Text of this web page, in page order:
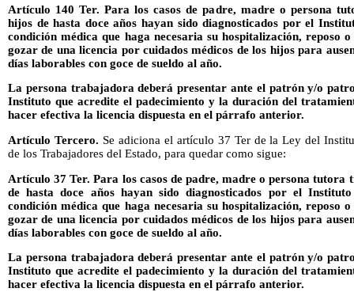
Artículo 140 Ter. Para los casos de padre, madre o persona
hijos de hasta doce años hayan sido diagnosticados por el
condición médica que haga necesaria su hospitalización, reposo
gozar de una licencia por cuidados médicos de los hijos para
días laborables con goce de sueldo al año.
La persona trabajadora deberá presentar ante el patrón y/o
Instituto que acredite el padecimiento y la duración del
hacer efectiva la licencia dispuesta en el párrafo anterior.
Artículo Tercero. Se adiciona el artículo 37 Ter de la Ley del
de los Trabajadores del Estado, para quedar como sigue:
Artículo 37 Ter. Para los casos de padre, madre o persona tutora
de hasta doce años hayan sido diagnosticados por el
condición médica que haga necesaria su hospitalización, reposo
gozar de una licencia por cuidados médicos de los hijos para
días laborables con goce de sueldo al año.
La persona trabajadora deberá presentar ante el patrón y/o
Instituto que acredite el padecimiento y la duración del
hacer efectiva la licencia dispuesta en el párrafo anterior.